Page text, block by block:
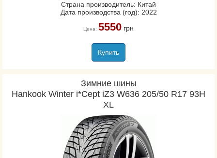
Страна производитель: Китай
Дата производства (год): 2022
Цена: 5550грн
Купить
Зимние шины
Hankook Winter i*Cept iZ3 W636 205/50 R17 93H
XL